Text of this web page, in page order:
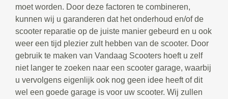
moet worden. Door deze factoren te combineren,
kunnen wij u garanderen dat het onderhoud en/of de
scooter reparatie op de juiste manier gebeurd en u ook
weer een tijd plezier zult hebben van de scooter. Door
gebruik te maken van Vandaag Scooters hoeft u zelf
niet langer te zoeken naar een scooter garage, waarbij
u vervolgens eigenlijk ook nog geen idee heeft of dit
wel een goede garage is voor uw scooter. Wij zullen